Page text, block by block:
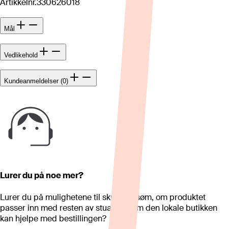
Artikkelnr.330626018
Mål
Vedlikehold
Kundeanmeldelser (0)
Lurer du på noe mer?
Lurer du på mulighetene til skreddersøm, om produktet
passer inn med resten av stua eller om den lokale butikken
kan hjelpe med bestillingen?